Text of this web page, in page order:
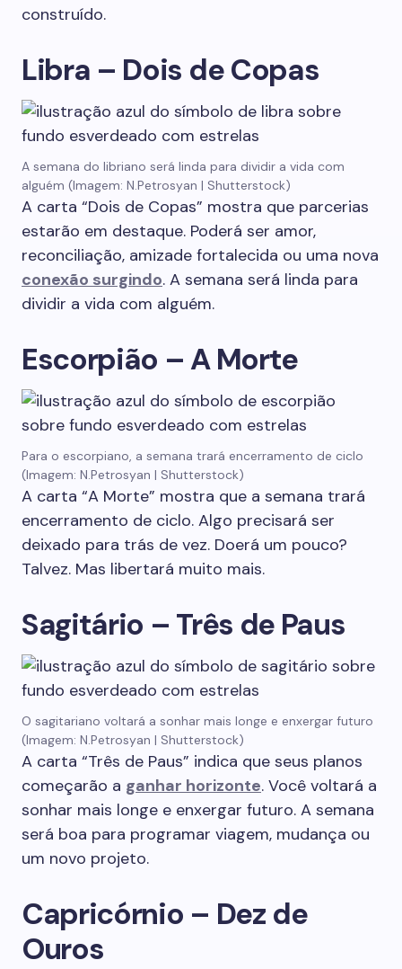
construído.
Libra – Dois de Copas
A semana do libriano será linda para dividir a vida com
alguém (Imagem: N.Petrosyan | Shutterstock)
A carta “Dois de Copas” mostra que parcerias
estarão em destaque. Poderá ser amor,
reconciliação, amizade fortalecida ou uma nova
conexão surgindo. A semana será linda para
dividir a vida com alguém.
Escorpião – A Morte
Para o escorpiano, a semana trará encerramento de ciclo
(Imagem: N.Petrosyan | Shutterstock)
A carta “A Morte” mostra que a semana trará
encerramento de ciclo. Algo precisará ser
deixado para trás de vez. Doerá um pouco?
Talvez. Mas libertará muito mais.
Sagitário – Três de Paus
O sagitariano voltará a sonhar mais longe e enxergar futuro
(Imagem: N.Petrosyan | Shutterstock)
A carta “Três de Paus” indica que seus planos
começarão a ganhar horizonte. Você voltará a
sonhar mais longe e enxergar futuro. A semana
será boa para programar viagem, mudança ou
um novo projeto.
Capricórnio – Dez de
Ouros